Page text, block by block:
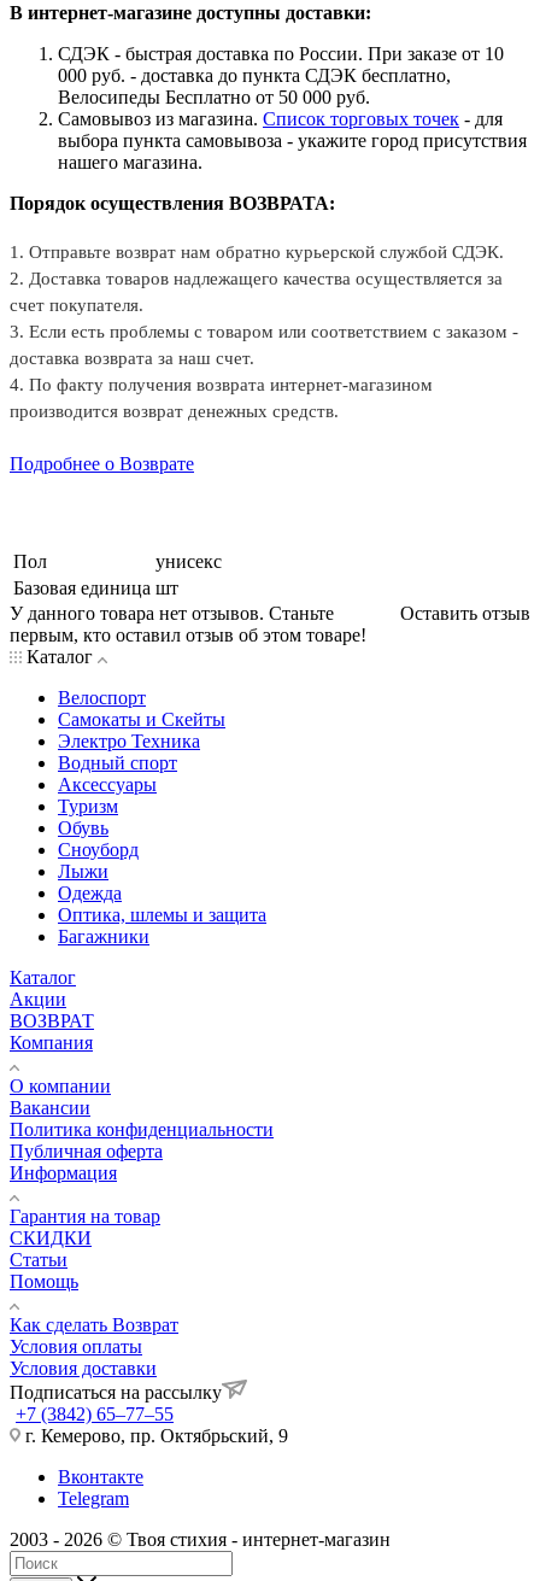
В интернет-магазине доступны доставки:
СДЭК - быстрая доставка по России. При заказе от 10
000 руб. - доставка до пункта СДЭК бесплатно,
Велосипеды Бесплатно от 50 000 руб.
Самовывоз из магазина. Список торговых точек - для
выбора пункта самовывоза - укажите город присутствия
нашего магазина.
Порядок осуществления ВОЗВРАТА:
1. Отправьте возврат нам обратно курьерской службой СДЭК.
2. Доставка товаров надлежащего качества осуществляется за
счет покупателя.
3. Если есть проблемы с товаром или соответствием с заказом -
доставка возврата за наш счет.
4. По факту получения возврата интернет-магазином
производится возврат денежных средств.
Подробнее о Возврате
Пол
унисекс
Базовая единица шт
Оставить отзыв
У данного товара нет отзывов. Станьте
первым, кто оставил отзыв об этом товаре!
Каталог
Велоспорт
Самокаты и Скейты
Электро Техника
Водный спорт
Аксессуары
Туризм
Обувь
Сноуборд
Лыжи
Одежда
Оптика, шлемы и защита
Багажники
Каталог
Акции
ВОЗВРАТ
Компания
О компании
Вакансии
Политика конфиденциальности
Публичная оферта
Информация
Гарантия на товар
СКИДКИ
Статьи
Помощь
Как сделать Возврат
Условия оплаты
Условия доставки
Подписаться на рассылку
+7 (3842) 65–77–55
г. Кемерово, пр. Октябрьский, 9
Вконтакте
Telegram
2003 - 2026 © Твоя стихия - интернет-магазин